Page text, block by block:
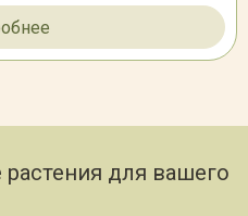
для вашего